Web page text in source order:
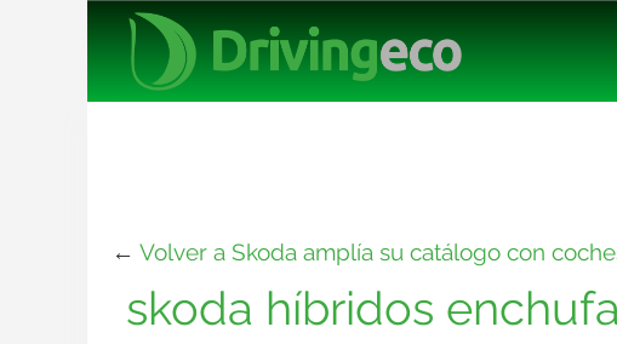
← Volver a Skoda amplía su catálogo con
skoda híbridos